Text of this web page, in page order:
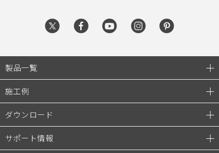
製品一覧
施工例
ダウンロード
サポート情報